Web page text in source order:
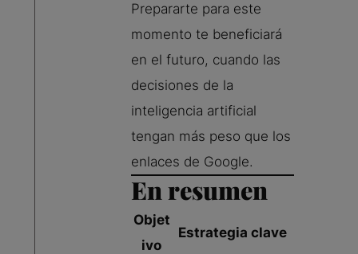
Prepararte para este
momento te beneficiará
en el futuro, cuando las
decisiones de la
inteligencia artificial
tengan más peso que los
enlaces de Google.
En resumen
Objet
ivo
Estrategia clave